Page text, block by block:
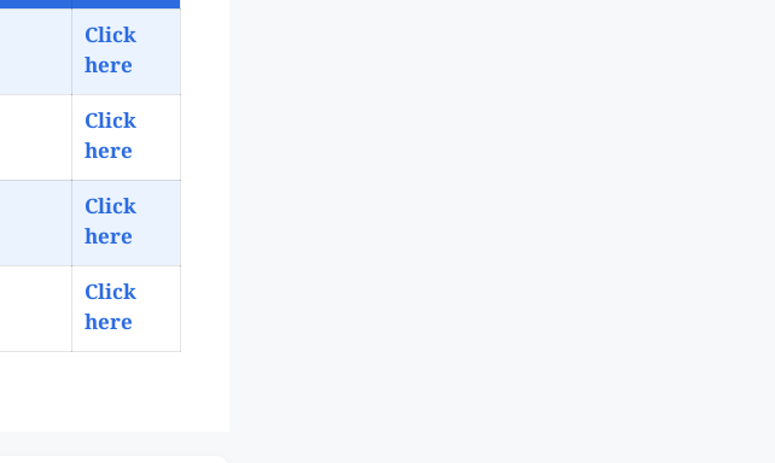
Click
here
Click
here
Click
here
Click
here